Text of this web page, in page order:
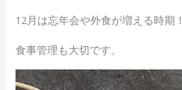
12月は忘年会や外食が増える時期！
食事管理も大切です。